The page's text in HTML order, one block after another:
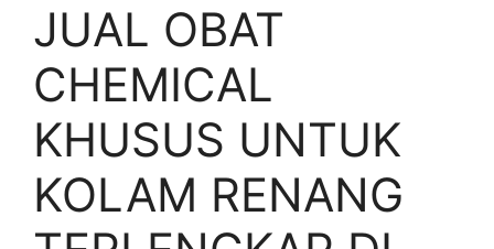
JUAL OBAT
CHEMICAL
KHUSUS UNTUK
KOLAM RENANG